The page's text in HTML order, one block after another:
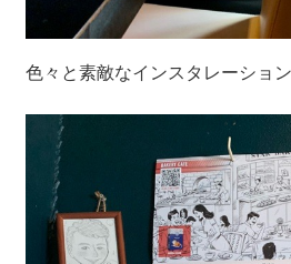
色々と素敵なインスタレーショ